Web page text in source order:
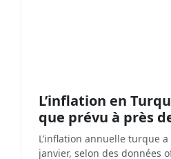
L’inflation en
que prévu à près
L’inflation annuelle turque
janvier, selon des données